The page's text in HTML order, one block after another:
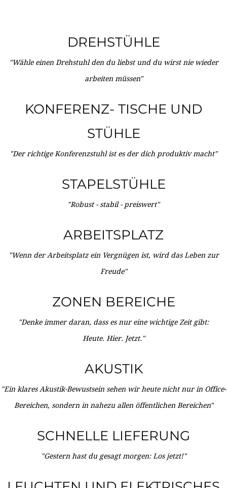
DREHSTÜHLE
"Wähle einen Drehstuhl den du liebst und du wirst nie wieder
arbeiten müssen"
KONFERENZ- TISCHE UND
STÜHLE
"Der richtige Konferenzstuhl ist es der dich produktiv macht"
STAPELSTÜHLE
"Robust - stabil - preiswert"
ARBEITSPLATZ
"Wenn der Arbeitsplatz ein Vergnügen ist, wird das Leben zur
Freude"
ZONEN BEREICHE
"Denke immer daran, dass es nur eine wichtige Zeit gibt:
Heute. Hier. Jetzt."
AKUSTIK
"Ein klares Akustik-Bewustsein sehen wir heute nicht nur in Office-
Bereichen, sondern in nahezu allen öffentlichen Bereichen"
SCHNELLE LIEFERUNG
"Gestern hast du gesagt morgen: Los jetzt!"